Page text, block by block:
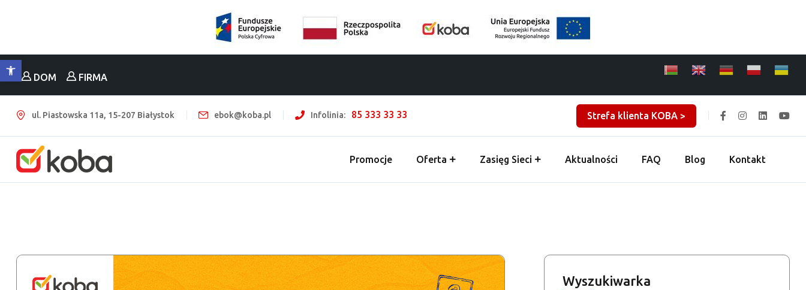
DOM FIRMA
ul. Piastowska 11a, 15-207 Białystok ebok@koba.pl Infolinia: 85 333 33 33 Strefa klienta KOBA >
Promocje Oferta Zasięg Sieci Aktualności FAQ Blog Kontakt
Wyszukiwarka
Otwórz pasek narzędzi